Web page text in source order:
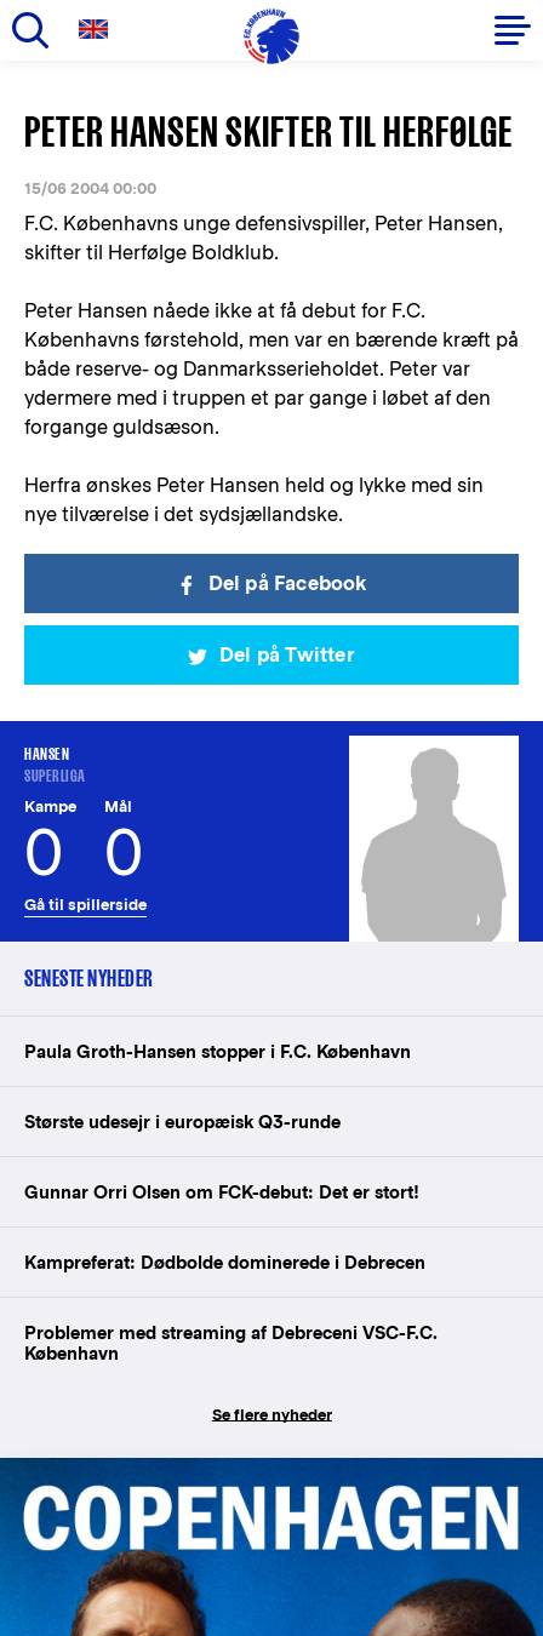
hovedindhold
Primær
navigation
PETER HANSEN SKIFTER TIL HERFØLGE
15/06 2004 00:00
F.C. Københavns unge defensivspiller, Peter Hansen,
skifter til Herfølge Boldklub.
Peter Hansen nåede ikke at få debut for F.C.
Københavns førstehold, men var en bærende kræft på
både reserve- og Danmarksserieholdet. Peter var
ydermere med i truppen et par gange i løbet af den
forgange guldsæson.
Herfra ønskes Peter Hansen held og lykke med sin
nye tilværelse i det sydsjællandske.
Del på Facebook
Del på Twitter
HANSEN
SUPERLIGA
Kampe
0
Mål
0
Gå til spillerside
SENESTE NYHEDER
Paula Groth-Hansen stopper i F.C. København
Største udesejr i europæisk Q3-runde
Gunnar Orri Olsen om FCK-debut: Det er stort!
Kampreferat: Dødbolde dominerede i Debrecen
Problemer med streaming af Debreceni VSC-F.C.
København
Se flere nyheder